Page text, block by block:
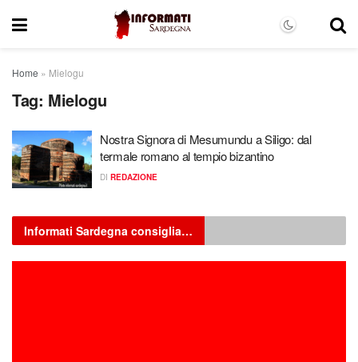
Home » Mielogu
Tag: Mielogu
Nostra Signora di Mesumundu a Siligo: dal
termale romano al tempio bizantino
DI REDAZIONE
Informati Sardegna consiglia…